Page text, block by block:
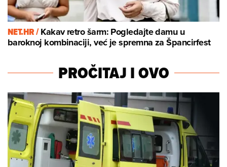
NET.HR /Kakav retro šarm: Pogledajte damu u
baroknoj kombinaciji, već je spremna za Špancirfest
PROČITAJ I OVO